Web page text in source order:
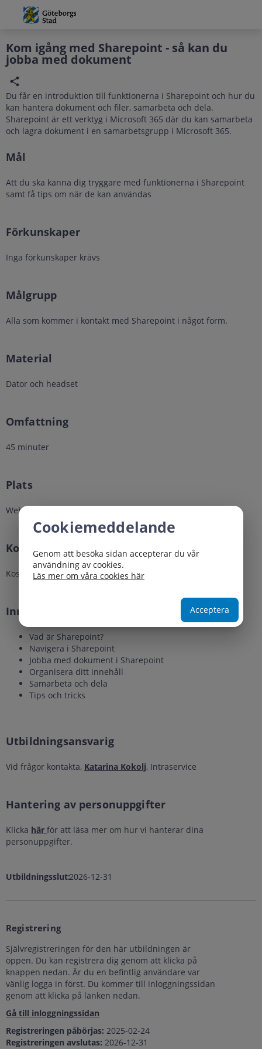
Grade
Portal
Kom igång med Sharepoint - så kan du
jobba med dokument
Du får en introduktion till funktionerna i Sharepoint och hur du
kan hantera dokument och filer, samarbeta och dela.
Sharepoint är ett verktyg i Microsoft 365 där du kan samarbeta
och lagra dokument i en samarbetsgrupp i Microsoft 365.
Mål
Att du ska känna dig tryggare med funktionerna i Sharepoint
samt få tips om när de kan användas
Förkunskaper
Inga förkunskaper krävs
Målgrupp
Alla som kommer i kontakt med Sharepoint i något form.
Material
Dator och headset
Omfattning
45 minuter
Plats
Webbutbildning
Kostnad
Kostnadsfri
Innehåll
Vad är Sharepoint?
Navigera i Sharepoint
Jobba med dokument i Sharepoint
Organisera ditt innehåll
Samarbeta och dela
Tips och tricks
Utbildningsansvarig
Vid frågor kontakta, Katarina Kokolj, Intraservice
Hantering av personuppgifter
Klicka här för att läsa mer om hur vi hanterar dina
personuppgifter.
Utbildningsslut:2026-12-31
Registrering
Självregistreringen för den här utbildningen är
öppen. Du kan registrera dig genom att klicka på
knappen nedan. Är du en befintlig användare var
vänlig logga in först. Du kommer till inloggningssidan
genom att klicka på länken nedan.
Gå till inloggningssidan
Registreringen påbörjas: 2025-02-24
Registreringen avslutas: 2026-12-31
Cookiemeddelande
Genom att besöka sidan accepterar du vår
användning av cookies.
Läs mer om våra cookies här
Acceptera